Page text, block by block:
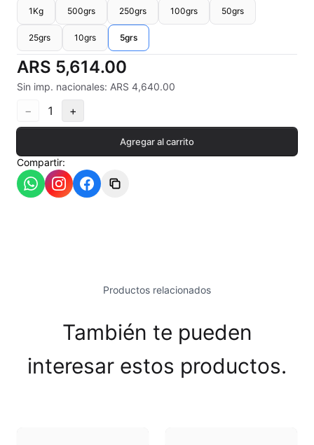
Conos pirometricos Orton
Contramoldes
Crayones cerámicos
Crisoles refractarios
Esmaltes Artisticos
Esmaltes Brillantes
Esmaltes Mates y Satinados
Esmaltes para enlozado de chapa
Esmaltes para gres (1150º - 1200º)
1Kg 500grs 250grs 100grs 50grs
25grs 10grs 5grs
ARS 5,614.00
Sin imp. nacionales: ARS 4,640.00
− 1 +
Agregar al carrito
Compartir:
Productos relacionados
También te pueden
interesar estos productos.